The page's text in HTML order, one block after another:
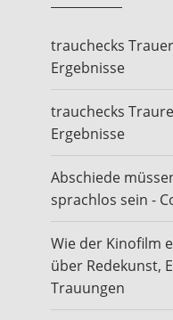
trauchecks
Ergebnisse
trauchecks
Ergebnisse
Abschiede
sprachlos sein -
Wie der Kinofilm
über Redekunst,
Trauungen